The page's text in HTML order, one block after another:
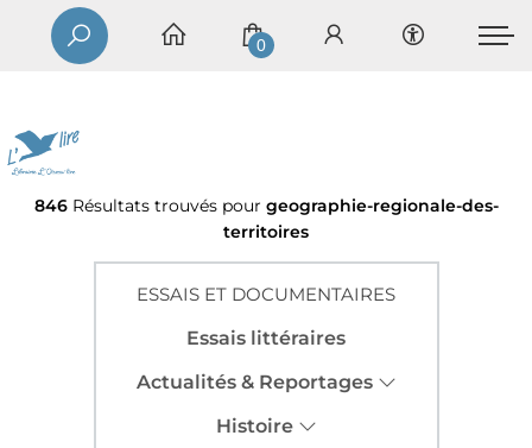
0
846 Résultats trouvés pour geographie-regionale-des-
territoires
ESSAIS ET DOCUMENTAIRES
Essais littéraires
Actualités & Reportages
Histoire